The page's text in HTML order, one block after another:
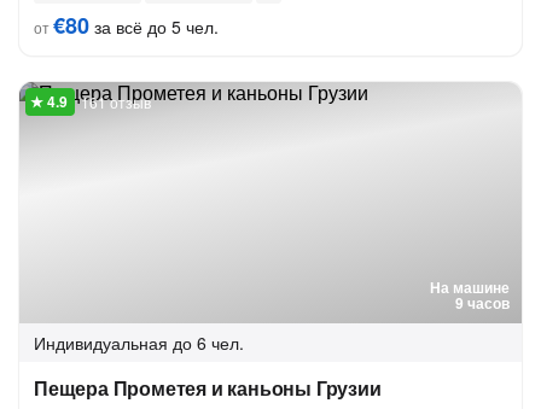
от€80 за всё до 5 чел.
На машине
9 часов
161 отзыв
Индивидуальная до 6 чел.
Пещера Прометея и каньоны Грузии